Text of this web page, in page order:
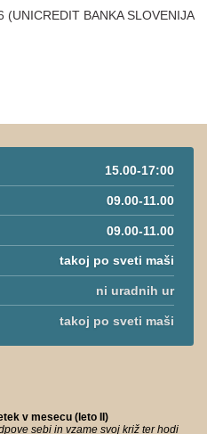
BANKA SLOVENIJA
15.00-17:00
09.00-11.00
09.00-11.00
takoj po sveti maši
ni uradnih ur
takoj po sveti maši